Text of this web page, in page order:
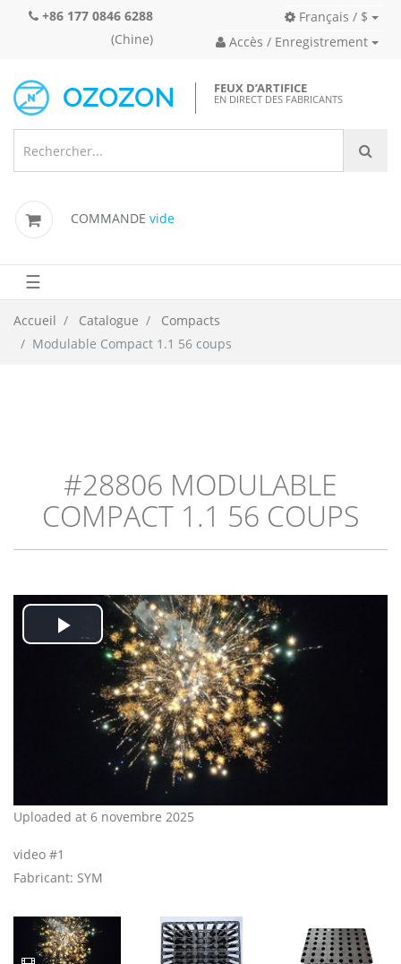
+86 177 0846 6288
(Chine)
Français / $
Accès / Enregistrement
FEUX D’ARTIFICE
EN DIRECT DES FABRICANTS
COMMANDE vide
☰
Accueil Catalogue
Compacts
Modulable Compact 1.1 56 coups
#28806 MODULABLE
COMPACT 1.1 56 COUPS
Play
Video
Uploaded at 6 novembre 2025
video #1
Fabricant: SYM